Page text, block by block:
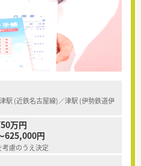
駅 (近鉄名古屋線)／津駅 (伊勢鉄道伊
万円
625,000円
慮のうえ決定